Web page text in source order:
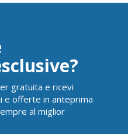
gratuita e ricevi
e offerte in anteprima
al miglior